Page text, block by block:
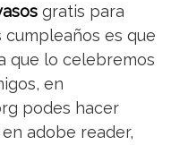
gratis para
es que
que lo celebremos
en
podes hacer
adobe reader,